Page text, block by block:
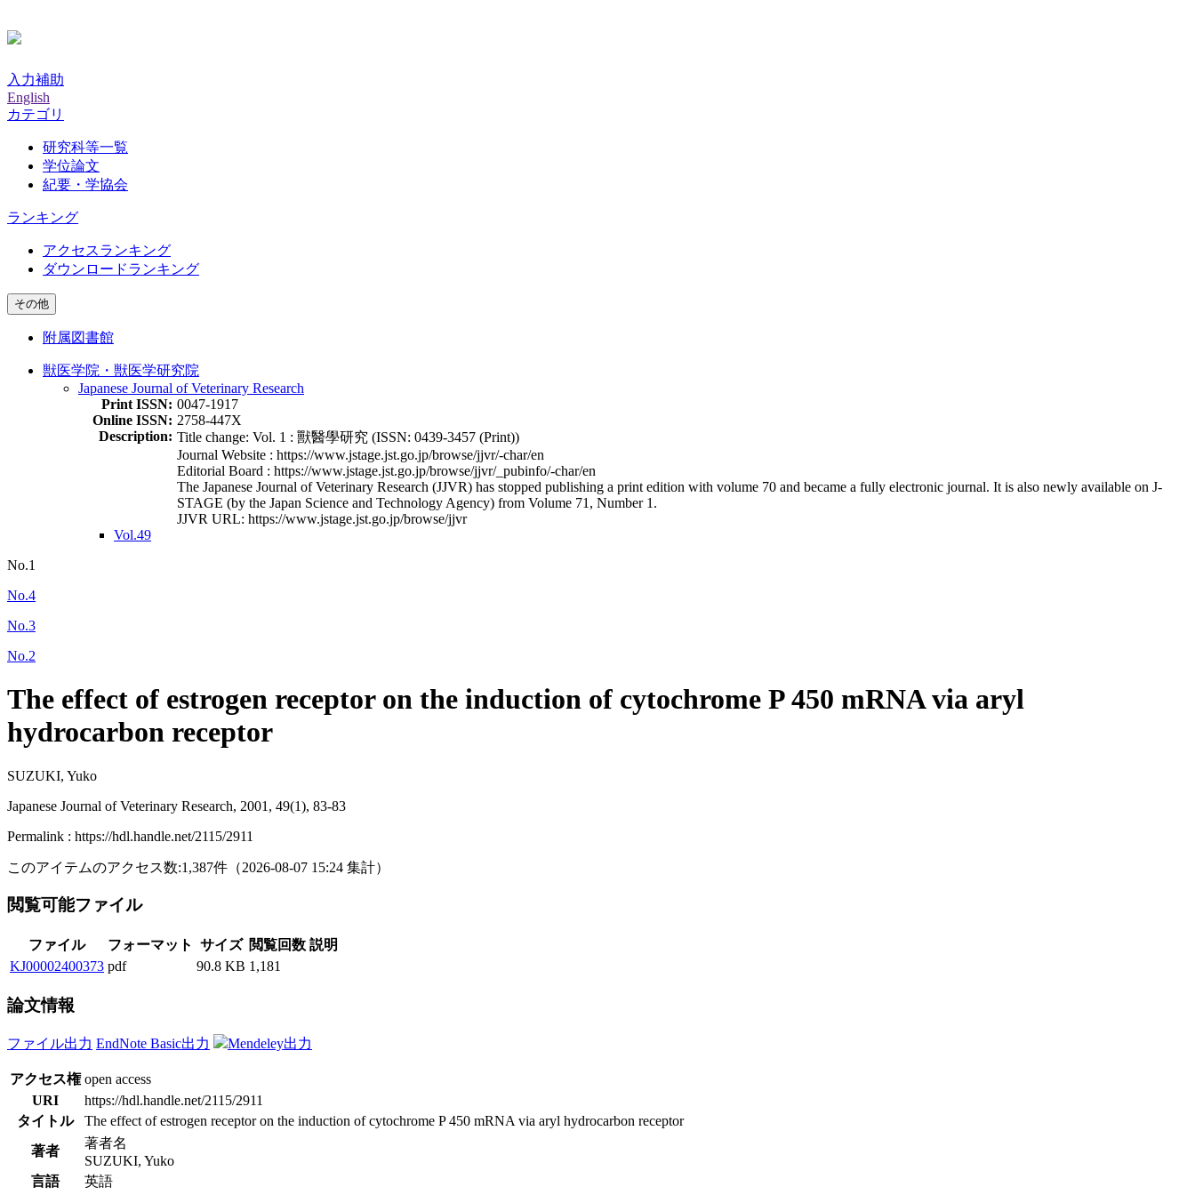
入力補助
English
カテゴリ
研究科等一覧
学位論文
紀要・学協会
ランキング
アクセスランキング
ダウンロードランキング
その他
附属図書館
獣医学院・獣医学研究院
Japanese Journal of Veterinary Research
Print ISSN: 0047-1917
Online ISSN: 2758-447X
Description: Title change: Vol. 1 : 獸醫學研究 (ISSN: 0439-3457 (Print))
Journal Website : https://www.jstage.jst.go.jp/browse/jjvr/-char/en
Editorial Board : https://www.jstage.jst.go.jp/browse/jjvr/_pubinfo/-char/en
The Japanese Journal of Veterinary Research (JJVR) has stopped publishing a print edition with volume 70 and became a fully electronic journal. It is also newly available on J-
STAGE (by the Japan Science and Technology Agency) from Volume 71, Number 1.
JJVR URL: https://www.jstage.jst.go.jp/browse/jjvr
Vol.49
No.1
No.4
No.3
No.2
The effect of estrogen receptor on the induction of cytochrome P 450 mRNA via aryl
hydrocarbon receptor
SUZUKI, Yuko
Japanese Journal of Veterinary Research, 2001, 49(1), 83-83
Permalink : https://hdl.handle.net/2115/2911
このアイテムのアクセス数:1,387件 （2026-08-07 15:24 集計）
閲覧可能ファイル
ファイル フォーマット サイズ 閲覧回数 説明
KJ00002400373 pdf 90.8 KB 1,181
論文情報
ファイル出力 EndNote Basic出力 Mendeley出力
アクセス権 open access
URI
https://hdl.handle.net/2115/2911
タイトル
The effect of estrogen receptor on the induction of cytochrome P 450 mRNA via aryl hydrocarbon receptor
著者
著者名
SUZUKI, Yuko
言語
英語